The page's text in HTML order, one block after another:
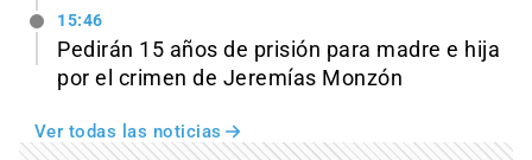
15:46
Pedirán 15 años de prisión para madre e hija
por el crimen de Jeremías Monzón
Ver todas las noticias